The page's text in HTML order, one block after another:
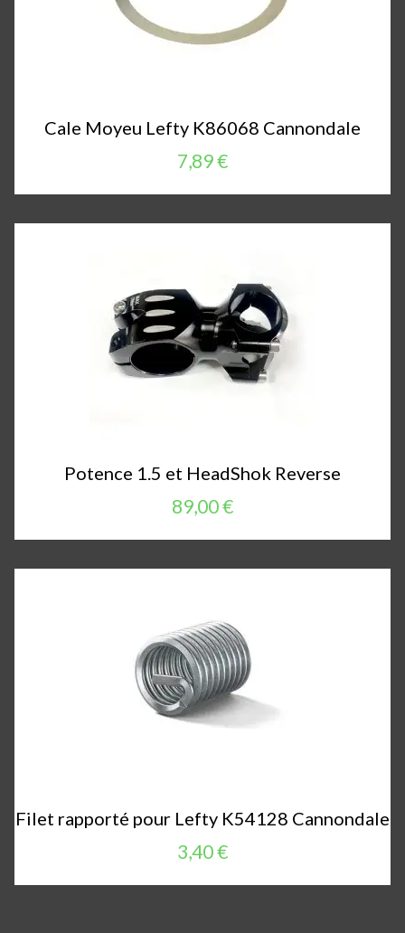
Cale Moyeu Lefty K86068 Cannondale
7,89 €
Potence 1.5 et HeadShok Reverse
89,00 €
Filet rapporté pour Lefty K54128 Cannondale
3,40 €